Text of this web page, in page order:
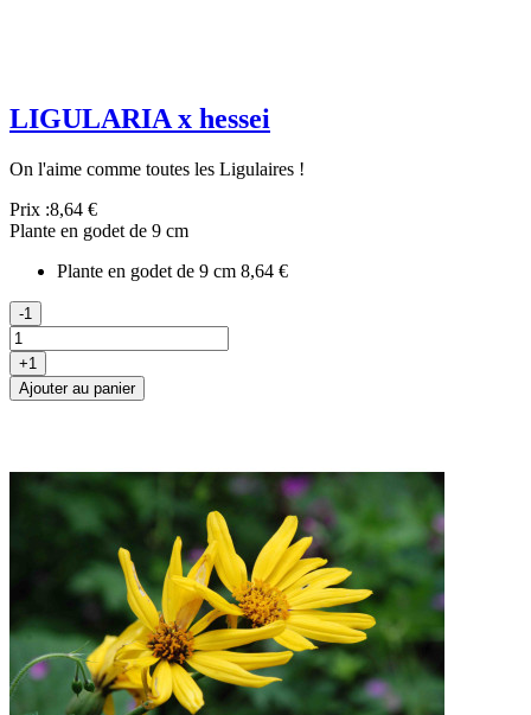
LIGULARIA x hessei
On l'aime comme toutes les Ligulaires !
Prix :8,64 €
Plante en godet de 9 cm
Plante en godet de 9 cm 8,64 €
-1
+1
Ajouter au panier